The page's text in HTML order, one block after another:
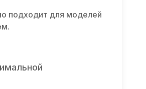
подходит для моделей